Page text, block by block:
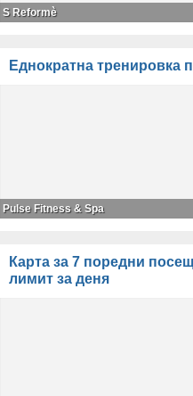
S Reformè
Еднократна тренировка
Pulse Fitness & Spa
Карта за 7 поредни
лимит за деня